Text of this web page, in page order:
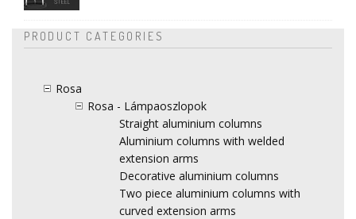
PRODUCT CATEGORIES
Rosa
Rosa - Lámpaoszlopok
Straight aluminium columns
Aluminium columns with welded
extension arms
Decorative aluminium columns
Two piece aluminium columns with
curved extension arms